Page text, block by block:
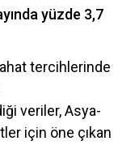
yüzde 3,7
tercihlerinde
veriler, Asya-
için öne çıkan